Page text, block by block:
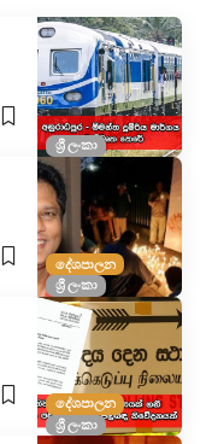
ශ්‍රී ලංකා
දේශපාලන
ශ්‍රී ලංකා
දේශපාලන
ශ්‍රී ලංකා